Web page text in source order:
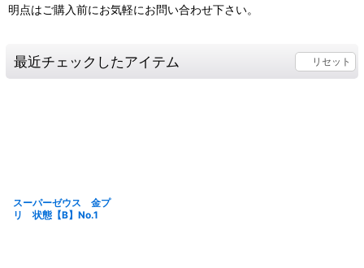
明点はご購入前にお気軽にお問い合わせ下さい。
最近チェックしたアイテム リセット
スーパーゼウス 金プ
リ 状態【B】No.1